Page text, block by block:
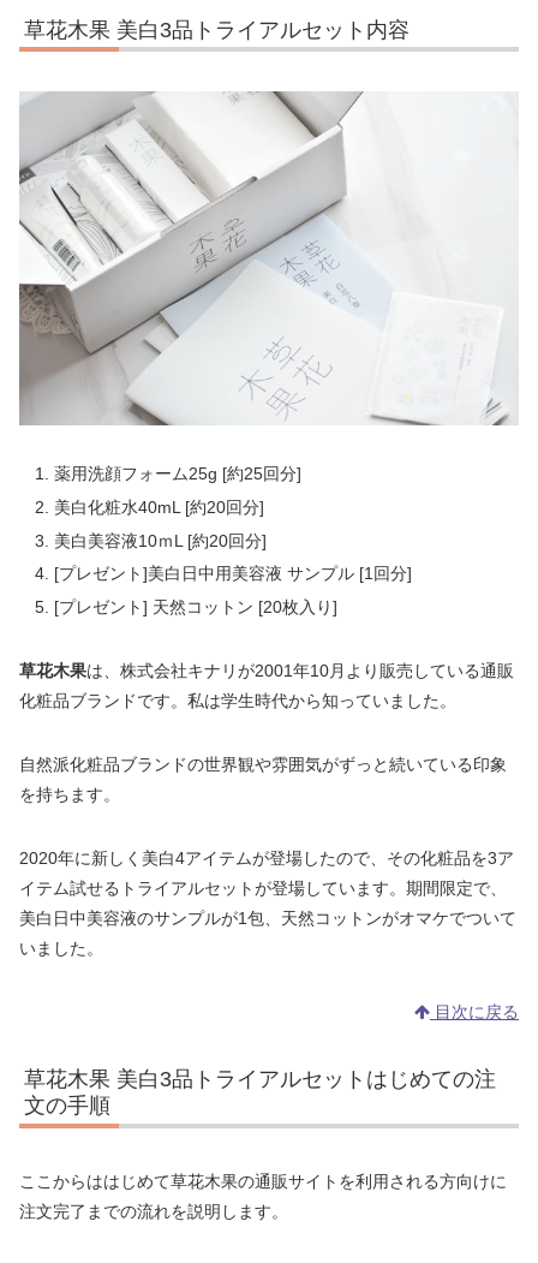
草花木果 美白3品トライアルセット内容
薬用洗顔フォーム25g [約25回分]
美白化粧水40mL [約20回分]
美白美容液10ｍL [約20回分]
[プレゼント]美白日中用美容液 サンプル [1回分]
[プレゼント] 天然コットン [20枚入り]
草花木果は、株式会社キナリが2001年10月より販売している通販
化粧品ブランドです。私は学生時代から知っていました。
自然派化粧品ブランドの世界観や雰囲気がずっと続いている印象
を持ちます。
2020年に新しく美白4アイテムが登場したので、その化粧品を3ア
イテム試せるトライアルセットが登場しています。期間限定で、
美白日中美容液のサンプルが1包、天然コットンがオマケでついて
いました。
目次に戻る
草花木果 美白3品トライアルセットはじめての注
文の手順
ここからははじめて草花木果の通販サイトを利用される方向けに
注文完了までの流れを説明します。